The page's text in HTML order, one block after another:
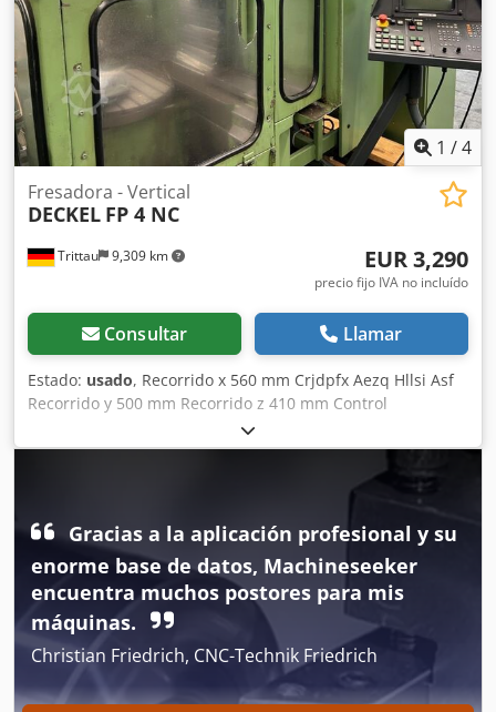
1 /4
Trittau 9,309 km
Fresadora - Vertical
DECKEL FP 4 NC
EUR 3,290
precio fijo IVA no incluído
Consultar Llamar
Estado: usado, Recorrido x 560 mm Crjdpfx Aezq Hllsi Asf
Recorrido y 500 mm Recorrido z 410 mm Control
Heidenhain TNC 355 Según nuestra opinión, la máquina se
encuentra en buen estado de uso y se puede inspeccionar
bajo tensión previa cita. Los accesorios, herramientas y
dispositivos de sujeción mostrados solo se incluyen si esto
se indica en la información adicional. ¡Sujeto a cambios y
errores en los datos técnicos y la información así como a
venta previa!
Gracias a la aplicación profesional y su
enorme base de datos, Machineseeker
encuentra muchos postores para mis
máquinas.
Christian Friedrich, CNC-Technik Friedrich